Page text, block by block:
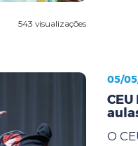
543 visualizações
05/
O